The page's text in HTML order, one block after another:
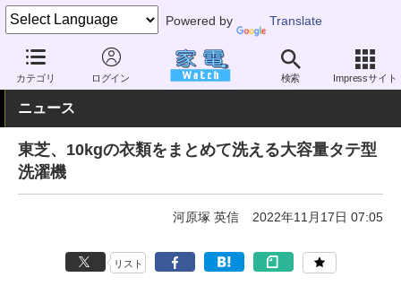
Powered by Translate
カテゴリ ログイン 検索 Impressサイト
家電 Watch 生活家電 洗濯機 全自動洗濯機
ニュース
東芝、10kgの衣類をまとめて洗える大容量タテ型
洗濯機
河原塚 英信 2022年11月17日 07:05
リスト